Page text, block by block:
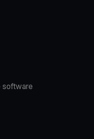
software